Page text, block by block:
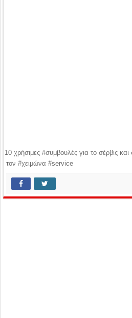
10 χρήσιμες #συμβουλές για το σέρβις και
τον #χειμώνα #service